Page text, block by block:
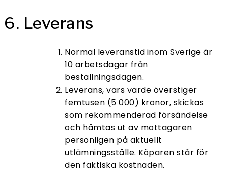
6. Leverans
Normal leveranstid inom Sverige är
10 arbetsdagar från
beställningsdagen.
Leverans, vars värde överstiger
femtusen (5 000) kronor, skickas
som rekommenderad försändelse
och hämtas ut av mottagaren
personligen på aktuellt
utlämningsställe. Köparen står för
den faktiska kostnaden.